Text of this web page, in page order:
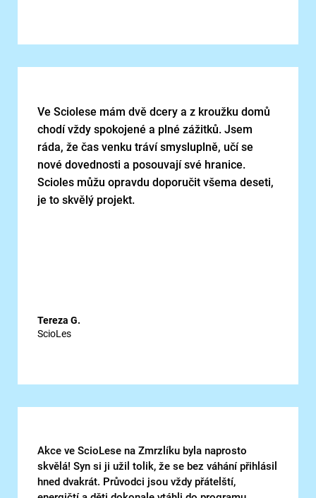
Ve Sciolese mám dvě dcery a z kroužku domů
chodí vždy spokojené a plné zážitků. Jsem
ráda, že čas venku tráví smysluplně, učí se
nové dovednosti a posouvají své hranice.
Scioles můžu opravdu doporučit všema deseti,
je to skvělý projekt.
Tereza G.
ScioLes
Akce ve ScioLese na Zmrzlíku byla naprosto
skvělá! Syn si ji užil tolik, že se bez váhání přihlásil
hned dvakrát. Průvodci jsou vždy přátelští,